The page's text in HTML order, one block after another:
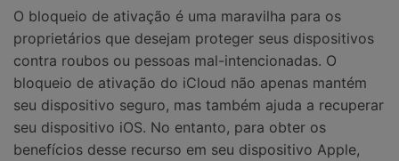
O bloqueio de ativação é uma maravilha para os
proprietários que desejam proteger seus dispositivos
contra roubos ou pessoas mal-intencionadas. O
bloqueio de ativação do iCloud não apenas mantém
seu dispositivo seguro, mas também ajuda a recuperar
seu dispositivo iOS. No entanto, para obter os
benefícios desse recurso em seu dispositivo Apple,